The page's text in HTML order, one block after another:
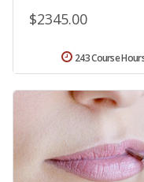
$2345.00
243 Course